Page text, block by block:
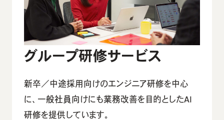
グループ研修サービス
新卒／中途採用向けのエンジニア研修を中心
に、一般社員向けにも業務改善を目的としたAI
研修を提供しています。